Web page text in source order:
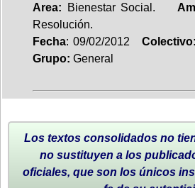
Area: Bienestar Social.
Resolución.
Fecha: 09/02/2012 Colectivo:
Grupo: General
Los textos consolidados no
no sustituyen a los
oficiales, que son los únicos